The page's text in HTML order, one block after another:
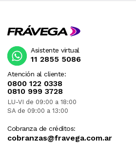
Atención al cliente:
0800 122 0338
0810 999 3728
LU-VI de 09:00 a 18:00
SA de 09:00 a 13:00
Cobranza de créditos:
cobranzas@fravega.com.ar
Asistente virtual
11 2855 5086